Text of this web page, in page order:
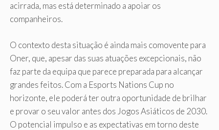
acirrada, mas está determinado a apoiar os
companheiros.
O contexto desta situação é ainda mais comovente para
Oner, que, apesar das suas atuações excepcionais, não
faz parte da equipa que parece preparada para alcançar
grandes feitos. Com a Esports Nations Cup no
horizonte, ele poderá ter outra oportunidade de brilhar
e provar o seu valor antes dos Jogos Asiáticos de 2030.
O potencial impulso e as expectativas em torno deste